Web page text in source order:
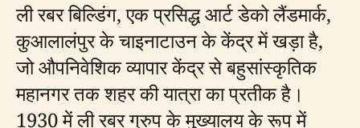
ली रबर बिल्डिंग, एक प्रसिद्ध आर्ट डेको लैंडमार्क,
कुआलालंपुर के चाइनाटाउन के केंद्र में खड़ा है,
जो औपनिवेशिक व्यापार केंद्र से बहुसांस्कृतिक
महानगर तक शहर की यात्रा का प्रतीक है।
1930 में ली रबर ग्रुप के मुख्यालय के रूप में